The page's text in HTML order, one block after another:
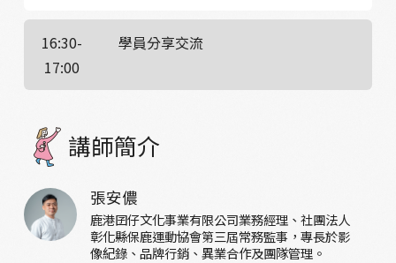
16:30-
17:00
學員分享交流
講師簡介
張安儂
鹿港囝仔文化事業有限公司業務經理、社團法人
彰化縣保鹿運動協會第三屆常務監事，專長於影
像紀錄、品牌行銷、異業合作及團隊管理。